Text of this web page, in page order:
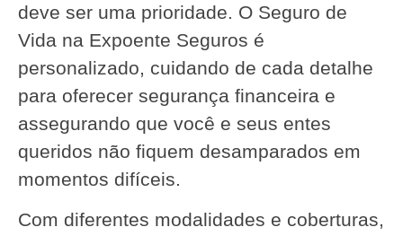
deve ser uma prioridade. O Seguro de
Vida na Expoente Seguros é
personalizado, cuidando de cada detalhe
para oferecer segurança financeira e
assegurando que você e seus entes
queridos não fiquem desamparados em
momentos difíceis.
Com diferentes modalidades e coberturas,